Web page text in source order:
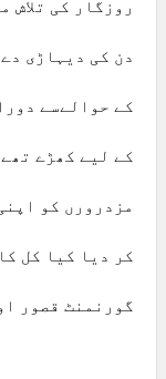
روزگار کی تلاش
دن کی دیہاڑی
کے حوالےسے
کے لیے کھڑے
مزدرورں کو
کر دیا کیا کل
گورنمنٹ قصور